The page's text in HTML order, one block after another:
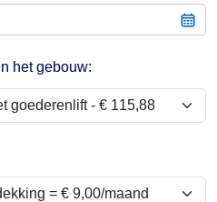
het gebouw: